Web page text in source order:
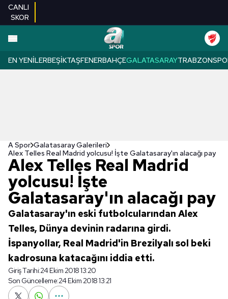
CANLI
SKOR
EN YENILERBEŞIKTAŞFENERBAHÇEGALATASARAY
A Spor Galatasaray Galerileri
Alex Telles Real Madrid yolcusu! İşte Galatasaray'ın alacağı pay
Alex Telles Real Madrid
yolcusu! İşte
Galatasaray'ın alacağı pay
Galatasaray'ın eski futbolcularından Alex
Telles, Dünya devinin radarına girdi.
İspanyollar, Real Madrid'in Brezilyalı sol beki
kadrosuna katacağını iddia etti.
Giriş Tarihi:24 Ekim 2018 13:20
Son Güncelleme:24 Ekim 2018 13:21